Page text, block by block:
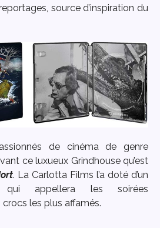
source d’inspiration du
de cinéma de genre
ce luxueux Grindhouse qu’est
. La Carlotta Films l’a doté d’un
qui appellera les soirées
les plus affamés.